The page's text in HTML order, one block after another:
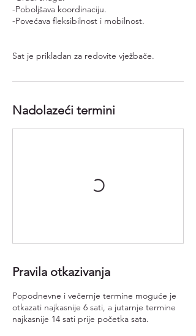
-Poboljšava koordinaciju.
-Povećava fleksibilnost i mobilnost.
Nadolazeći termini
Pravila otkazivanja
Popodnevne i večernje termine moguće je
otkazati najkasnije 6 sati, a jutarnje termine
najkasnije 14 sati prije početka sata.